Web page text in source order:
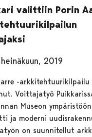
valittiin Porin
2019
-arkkitehtuurikilpailu
Voittajatyö
Museon
ja moderni
on suunnitellut